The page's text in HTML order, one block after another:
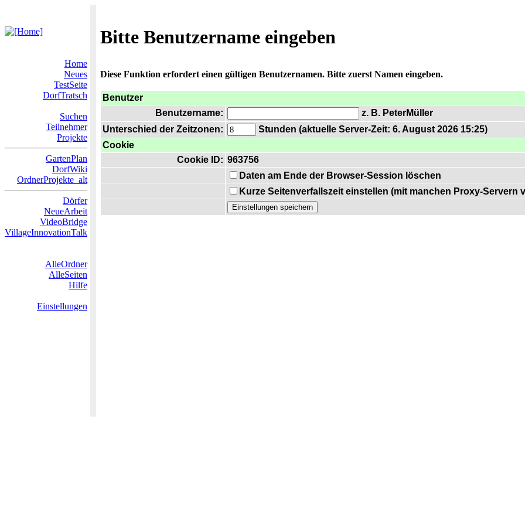
Bitte Benutzername eingeben
Home
Neues
TestSeite
DorfTratsch
Suchen
Teilnehmer
Projekte
GartenPlan
DorfWiki
OrdnerProjekte_alt
Dörfer
NeueArbeit
VideoBridge
VillageInnovationTalk
AlleOrdner
AlleSeiten
Hilfe
Einstellungen
Diese Funktion erfordert einen gültigen Benutzernamen. Bitte zuerst Namen eingeben.
Benutzer
Benutzername:
z. B. PeterMüller
Unterschied der Zeitzonen:
Stunden (aktuelle Server-Zeit: 6. August 2026 15:25)
Cookie
Cookie ID: 963756
Daten am Ende der Browser-Session löschen
Kurze Seitenverfallszeit einstellen (mit manchen Proxy-Servern